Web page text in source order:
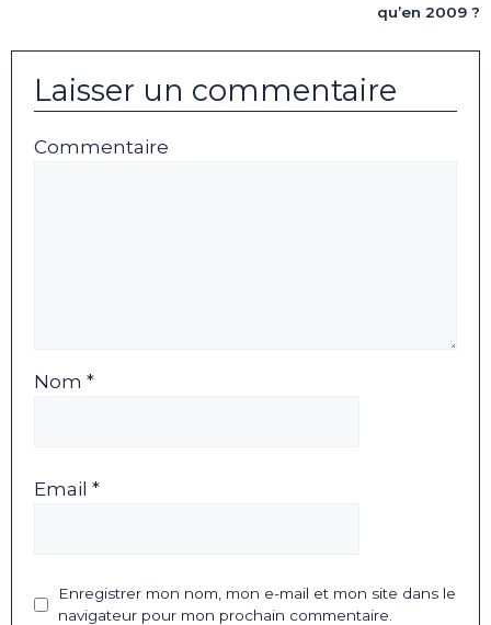
qu’en 2009 ?
Laisser un commentaire
Commentaire
Nom *
Email *
Enregistrer mon nom, mon e-mail et mon site dans le
navigateur pour mon prochain commentaire.